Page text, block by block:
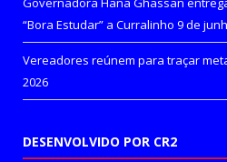
“Bora Estudar” a Curralinho 9 de
Vereadores reúnem para traçar
2026
DESENVOLVIDO POR CR2